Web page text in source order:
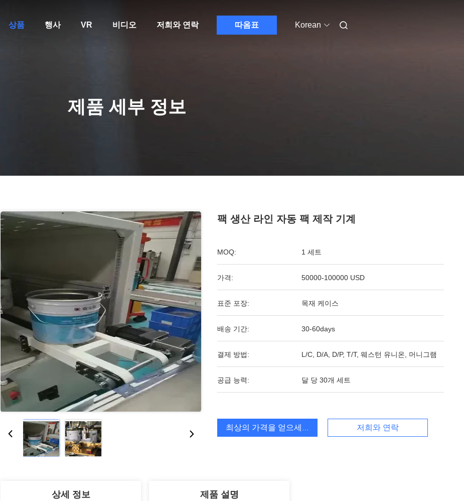
상품 행사 VR 비디오 저희와 연락 따옴표 Korean
제품 세부 정보
팩 생산 라인 자동 팩 제작 기계
MOQ: 1 세트
가격: 50000-100000 USD
표준 포장: 목재 케이스
배송 기간: 30-60days
결제 방법: L/C, D/A, D/P, T/T, 웨스턴 유니온, 머니그램
공급 능력: 달 당 30개 세트
최상의 가격을 얻으세요 저희와 연락
상세 정보 제품 설명